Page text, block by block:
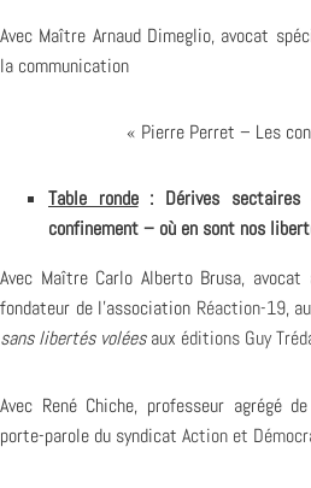
Avec Maître Arnaud Dimeglio, avocat
la communication
« Pierre Perret – Les
Table ronde: Dérives sectaires
confinement – où en sont nos
Avec Maître Carlo Alberto Brusa,
fondateur de l’association Réaction-19,
sans libertés voléesaux éditions Guy
Avec René Chiche, professeur agrégé
porte-parole du syndicat Action et